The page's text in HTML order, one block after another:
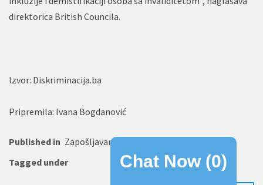
direktorica British Councila.
Izvor: Diskriminacija.ba
Pripremila: Ivana Bogdanović
Published in Zapošljavanje
Tagged under
Chat Now (0)